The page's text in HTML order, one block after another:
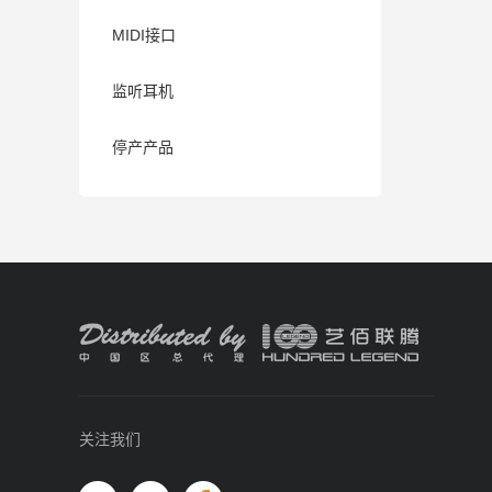
MIDI接口
监听耳机
停产产品
关注我们